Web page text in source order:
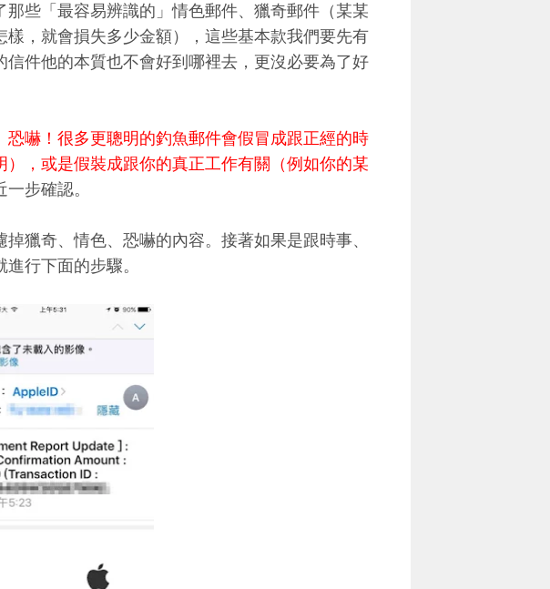
些「最容易辨識的」情色郵件、獵奇郵件（某某
，就會損失多少金額），這些基本款我們要先有
件他的本質也不會好到哪裡去，更沒必要為了好
嚇！很多更聰明的釣魚郵件會假冒成跟正經的時
，或是假裝成跟你的真正工作有關（例如你的某
步確認。
獵奇、情色、恐嚇的內容。接著如果是跟時事、
行下面的步驟。